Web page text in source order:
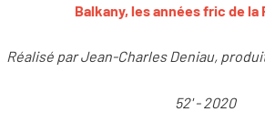
Balkany, les années fric de la
Réalisé par Jean-Charles Deniau,
52' - 2020